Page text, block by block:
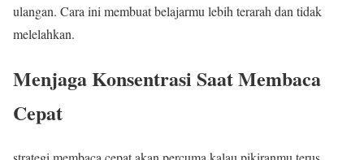
ulangan. Cara ini membuat belajarmu lebih terarah dan tidak
melelahkan.
Menjaga Konsentrasi Saat Membaca
Cepat